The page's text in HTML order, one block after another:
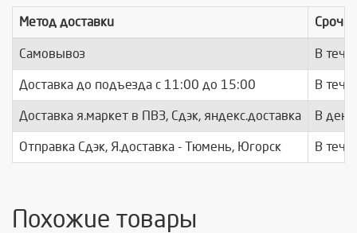
Метод доставки
Самовывоз В
Доставка до подъезда c 11:00 до 15:00 В
Доставка я.маркет в ПВЗ, Сдэк, яндекс.доставка В день
Отправка Сдэк, Я.доставка - Тюмень, Югорск В
Похожие товары